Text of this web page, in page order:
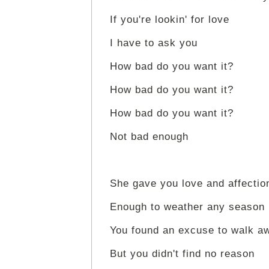
If you're lookin' for love
I have to ask you
How bad do you want it?
How bad do you want it?
How bad do you want it?
Not bad enough
She gave you love and
Enough to weather any season
You found an excuse to walk
But you didn't find no reason